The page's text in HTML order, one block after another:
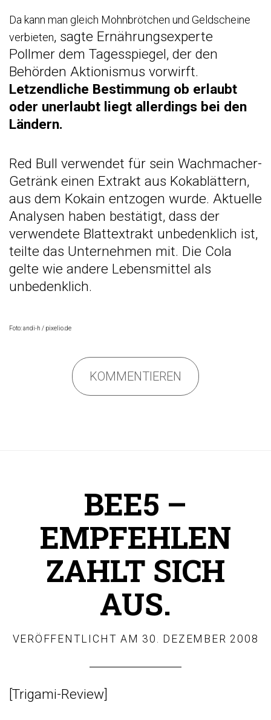
Da kann man gleich Mohnbrötchen und Geldscheine
verbieten, sagte Ernährungsexperte
Pollmer dem Tagesspiegel, der den
Behörden Aktionismus vorwirft.
Letzendliche Bestimmung ob erlaubt
oder unerlaubt liegt allerdings bei den
Ländern.
Red Bull verwendet für sein Wachmacher-
Getränk einen Extrakt aus Kokablättern,
aus dem Kokain entzogen wurde. Aktuelle
Analysen haben bestätigt, dass der
verwendete Blattextrakt unbedenklich ist,
teilte das Unternehmen mit. Die Cola
gelte wie andere Lebensmittel als
unbedenklich.
Foto: andi-h / pixelio.de
KOMMENTIEREN
BEE5 –
EMPFEHLEN
ZAHLT SICH
AUS.
VERÖFFENTLICHT AM 30. DEZEMBER 2008
[Trigami-Review]